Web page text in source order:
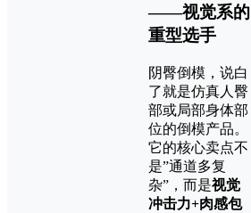
——视觉系的
重型选手
阴臀倒模，说白
了就是仿真人臀
部或局部身体部
位的倒模产品。
它的核心卖点不
是”通道多复
杂”，而是视觉
冲击力+肉感包